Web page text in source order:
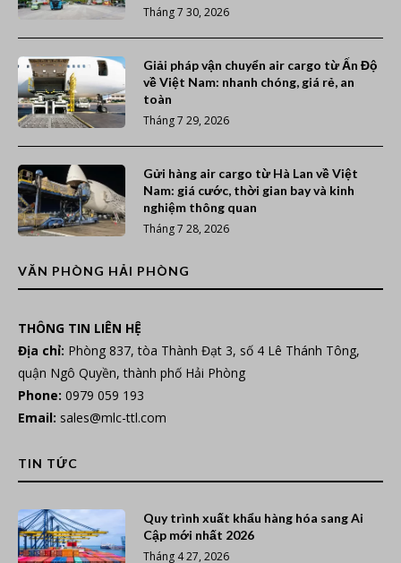
Tháng 7 30, 2026
Giải pháp vận chuyển air cargo từ Ấn Độ
về Việt Nam: nhanh chóng, giá rẻ, an
toàn
Tháng 7 29, 2026
Gửi hàng air cargo từ Hà Lan về Việt
Nam: giá cước, thời gian bay và kinh
nghiệm thông quan
Tháng 7 28, 2026
VĂN PHÒNG HẢI PHÒNG
THÔNG TIN LIÊN HỆ
Địa chỉ: Phòng 837, tòa Thành Đạt 3, số 4 Lê Thánh Tông,
quận Ngô Quyền, thành phố Hải Phòng
Phone: 0979 059 193
Email: sales@mlc-ttl.com
TIN TỨC
Quy trình xuất khẩu hàng hóa sang Ai
Cập mới nhất 2026
Tháng 4 27, 2026